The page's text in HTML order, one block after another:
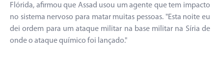
Flórida, afirmou que Assad usou um agente que tem impacto
no sistema nervoso para matar muitas pessoas. "Esta noite eu
dei ordem para um ataque militar na base militar na Síria de
onde o ataque químico foi lançado."